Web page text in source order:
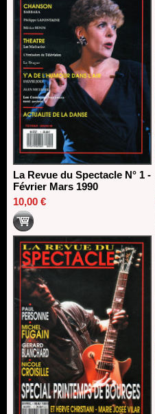
La Revue du Spectacle N° 1 -
Février Mars 1990
10,00 €